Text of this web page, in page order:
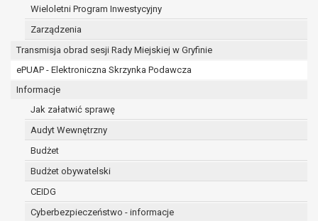
Wieloletni Program Inwestycyjny
Zarządzenia
Transmisja obrad sesji Rady Miejskiej w Gryfinie
ePUAP - Elektroniczna Skrzynka Podawcza
Informacje
Jak załatwić sprawę
Audyt Wewnętrzny
Budżet
Budżet obywatelski
CEIDG
Cyberbezpieczeństwo - informacje
dokumentacji projektu do celów kontrolnych.
W związku z przetwarzaniem przez administratora
Pani/Panu:
prawo dostępu do treści danych oraz
RODO;
dane są nieprawidłowe lub niekompletne;
prawo do żądania usunięcia danych osobowych
przetwarzane,
osobowych,